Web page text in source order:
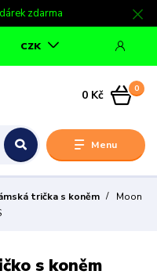
zdarma
Menu
CZK
0
0 Kč
trička s koněm
Moon
s koněm